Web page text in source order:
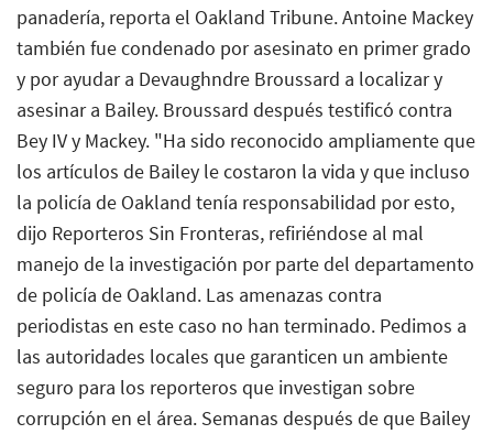
panadería, reporta el Oakland Tribune. Antoine Mackey
también fue condenado por asesinato en primer grado
y por ayudar a Devaughndre Broussard a localizar y
asesinar a Bailey. Broussard después testificó contra
Bey IV y Mackey. "Ha sido reconocido ampliamente que
los artículos de Bailey le costaron la vida y que incluso
la policía de Oakland tenía responsabilidad por esto,
dijo Reporteros Sin Fronteras, refiriéndose al mal
manejo de la investigación por parte del departamento
de policía de Oakland. Las amenazas contra
periodistas en este caso no han terminado. Pedimos a
las autoridades locales que garanticen un ambiente
seguro para los reporteros que investigan sobre
corrupción en el área. Semanas después de que Bailey